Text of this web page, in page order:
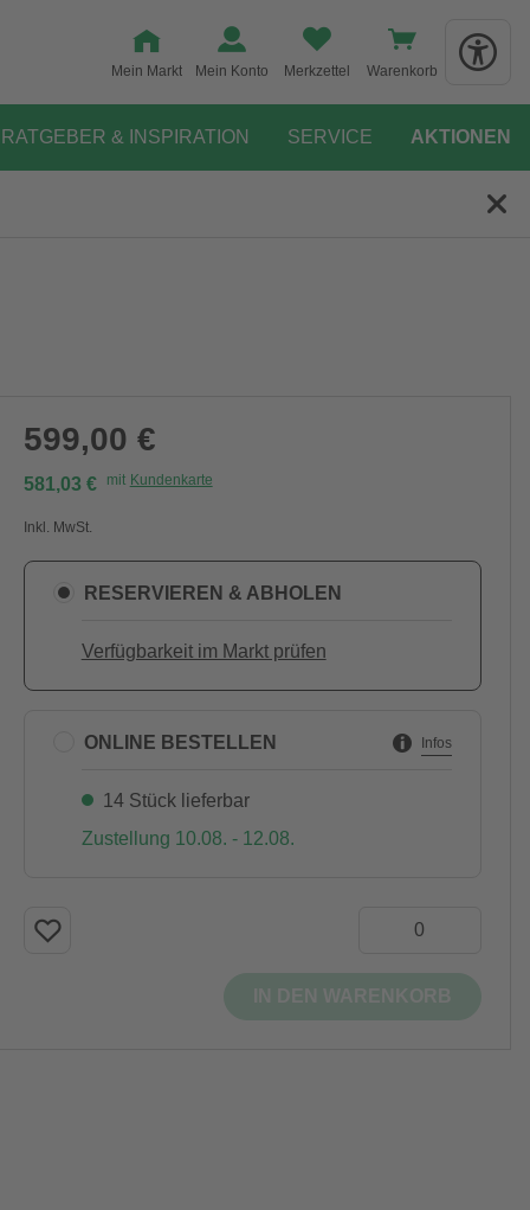
Mein Markt Mein Konto Merkzettel Warenkorb
RATGEBER & INSPIRATION SERVICE AKTIONEN
599,00 €
581,03 € mit Kundenkarte
Inkl. MwSt.
RESERVIEREN & ABHOLEN
Verfügbarkeit im Markt prüfen
ONLINE BESTELLEN Infos
14 Stück lieferbar
Zustellung 10.08. - 12.08.